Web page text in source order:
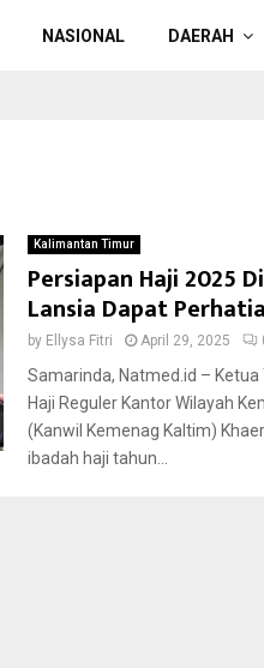
NASIONAL DAERAH
Kalimantan Timur
Persiapan Haji 2025
Lansia Dapat
by Ellysa Fitri April 29, 2025
Samarinda, Natmed.id –
Haji Reguler Kantor Wilayah
(Kanwil Kemenag Kaltim)
ibadah haji tahun...